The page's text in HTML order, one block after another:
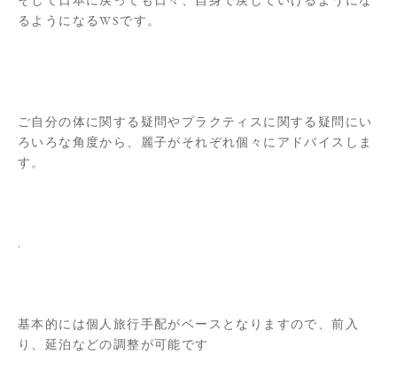
るようになるWSです。
ご自分の体に関する疑問やプラクティスに関する疑問にい
ろいろな角度から、麗子がそれぞれ個々にアドバイスしま
す。
.
基本的には個人旅行手配がベースとなりますので、前入
り、延泊などの調整が可能です